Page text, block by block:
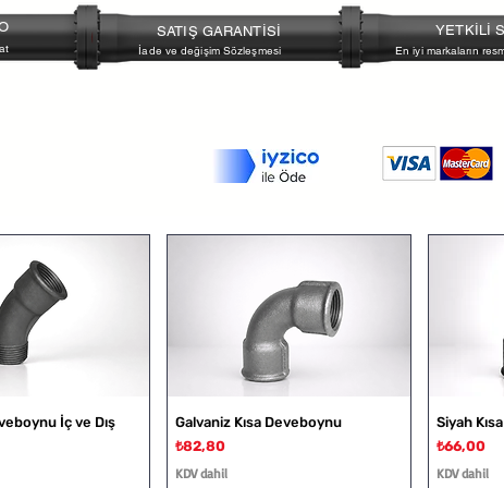
Yüksek sıcaklık gerektiren uygulamalarda kullanıma
SATIŞ GARANTİSİ
İade ve değişim Sözleşmesi
YETKİLİ
En iyi markaların
İç ve Dış
Galvaniz Kısa Deveboynu
Fiyat
₺82,80
KDV dahil
Siyah
Fiyat
₺66,00
KDV dahil